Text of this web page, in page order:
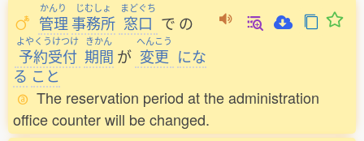
かんり
管理
じむしょ
事務所
まどぐち
窓口 で の
よやくうけつけ
予約受付
きかん
期間 が
へんこう
変更 にな
る こと
The reservation period at the administration
office counter will be changed.